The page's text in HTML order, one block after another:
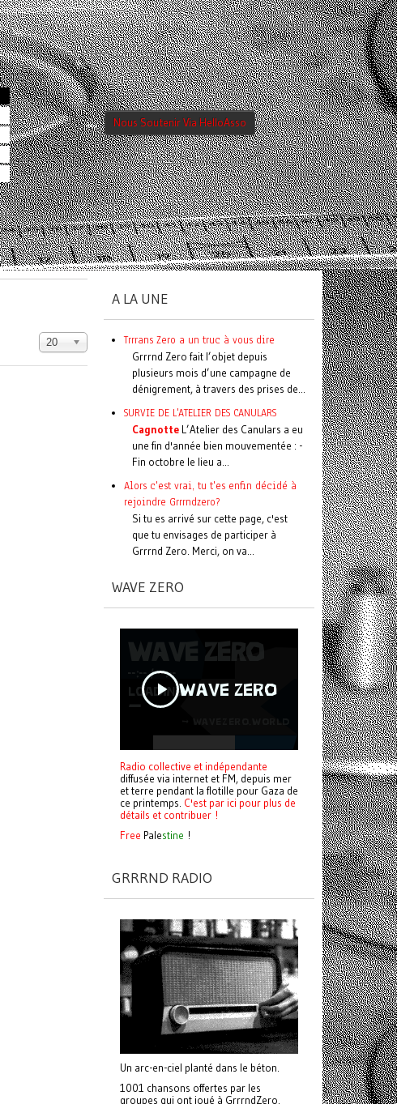
Nous Soutenir Via HelloAsso
20
A LA UNE
Trrrans Zero a un truc à vous dire
Grrrnd Zero fait l’objet depuis
plusieurs mois d’une campagne de
dénigrement, à travers des prises de...
SURVIE DE L'ATELIER DES CANULARS
Cagnotte L’Atelier des Canulars a eu
une fin d'année bien mouvementée : -
Fin octobre le lieu a...
Alors c'est vrai, tu t'es enfin décidé à
rejoindre Grrrndzero?
Si tu es arrivé sur cette page, c'est
que tu envisages de participer à
Grrrnd Zero. Merci, on va...
WAVE ZERO
Radio collective et indépendante
diffusée via internet et FM, depuis mer
et terre pendant la flotille pour Gaza de
ce printemps. C'est par ici pour plus de
détails et contribuer !
Free Palestine !
GRRRND RADIO
Un arc-en-ciel planté dans le béton.
1001 chansons offertes par les
groupes qui ont joué à GrrrndZero.